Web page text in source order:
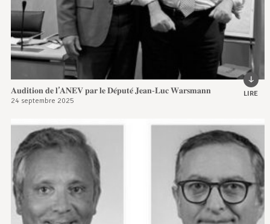
𝐀𝐮𝐝𝐢𝐭𝐢𝐨𝐧 𝐝𝐞 𝐥’𝐀𝐍𝐄𝐕 𝐩𝐚𝐫 𝐥𝐞 𝐃𝐞́𝐩𝐮𝐭𝐞́ 𝐉𝐞𝐚𝐧-𝐋𝐮𝐜 𝐖𝐚𝐫𝐬𝐦𝐚𝐧𝐧
24 septembre 2025
LIRE